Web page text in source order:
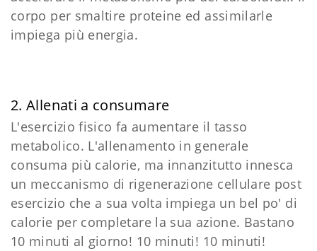
corpo per smaltire proteine ed assimilarle
impiega più energia.
2. Allenati a consumare
L'esercizio fisico fa aumentare il tasso
metabolico. L'allenamento in generale
consuma più calorie, ma innanzitutto innesca
un meccanismo di rigenerazione cellulare post
esercizio che a sua volta impiega un bel po' di
calorie per completare la sua azione. Bastano
10 minuti al giorno! 10 minuti! 10 minuti!